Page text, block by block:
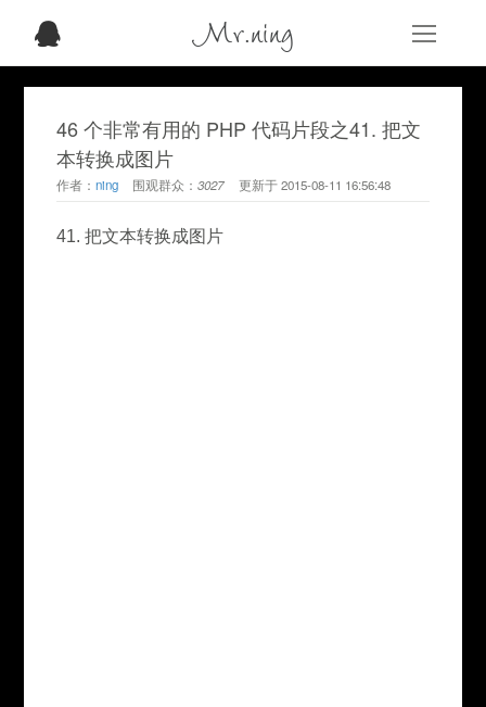
Mr.ning
46 个非常有用的 PHP 代码片段之41. 把文
本转换成图片
作者：ning 围观群众：3027 更新于2015-08-11 16:56:48
41. 把文本转换成图片